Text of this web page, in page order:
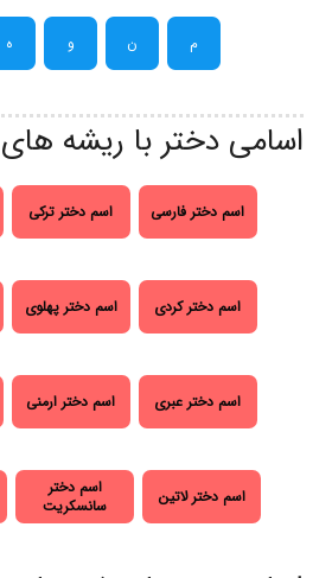
م ن و ه
اسامی دختر با ریشه های
اسم دختر فارسی اسم دختر ترکی
اسم دختر کردی اسم دختر پهلوی
اسم دختر عبری اسم دختر ارمنی
اسم دختر لاتین
اسم دختر
سانسکریت